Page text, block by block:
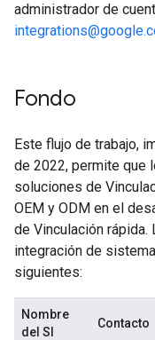
administrador de
Fondo
Este flujo de trabajo,
de 2022, permite que
soluciones de
OEM y ODM en el
de Vinculación
integración de
siguientes:
Nombre
del SI
Contacto